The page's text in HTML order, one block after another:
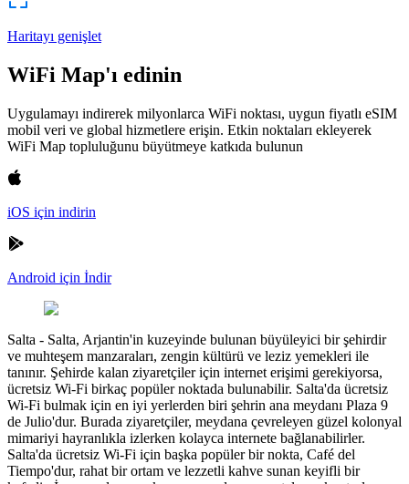
Haritayı genişlet
WiFi Map'ı edinin
Uygulamayı indirerek milyonlarca WiFi noktası, uygun fiyatlı eSIM
mobil veri ve global hizmetlere erişin. Etkin noktaları ekleyerek
WiFi Map topluluğunu büyütmeye katkıda bulunun
iOS için indirin
Android için İndir
Salta - Salta, Arjantin'in kuzeyinde bulunan büyüleyici bir şehirdir
ve muhteşem manzaraları, zengin kültürü ve leziz yemekleri ile
tanınır. Şehirde kalan ziyaretçiler için internet erişimi gerekiyorsa,
ücretsiz Wi-Fi birkaç popüler noktada bulunabilir. Salta'da ücretsiz
Wi-Fi bulmak için en iyi yerlerden biri şehrin ana meydanı Plaza 9
de Julio'dur. Burada ziyaretçiler, meydana çevreleyen güzel kolonyal
mimariyi hayranlıkla izlerken kolayca internete bağlanabilirler.
Salta'da ücretsiz Wi-Fi için başka popüler bir nokta, Café del
Tiempo'dur, rahat bir ortam ve lezzetli kahve sunan keyifli bir